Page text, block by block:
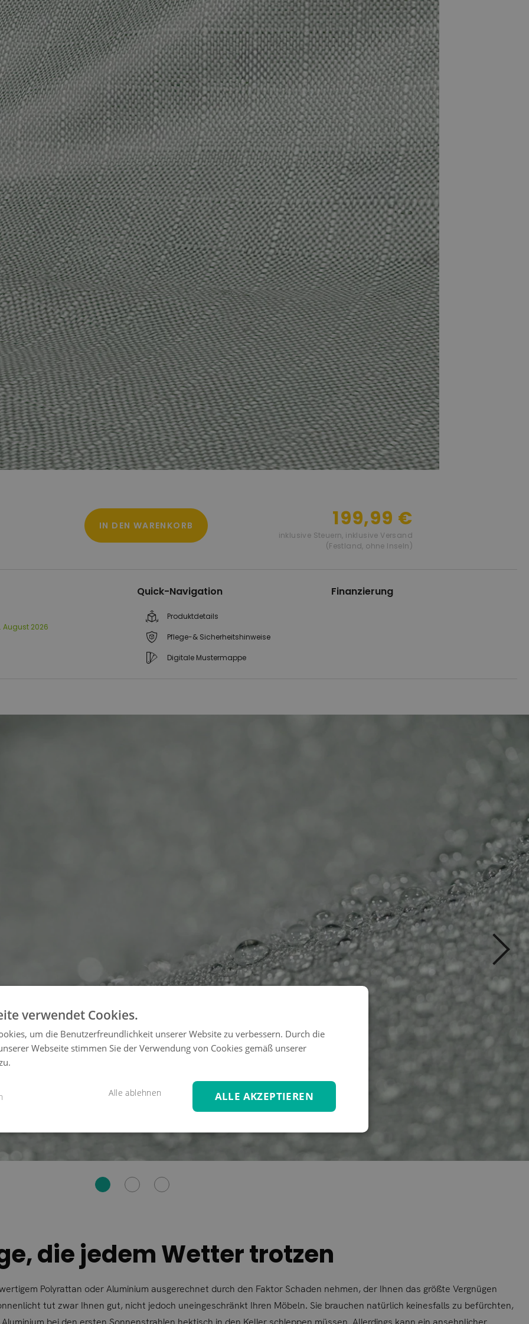
IN DEN WARENKORB 199,99 €
inklusive Steuern, inklusive Versand
(Festland, ohne Inseln)
August 2026
Quick-Navigation
Produktdetails
Pflege-& Sicherheitshinweise
Digitale Mustermappe
Finanzierung
die jedem Wetter trotzen
Polyrattan oder Aluminium ausgerechnet durch den Faktor Schaden nehmen, der Ihnen das größte Vergnügen
tut zwar Ihnen gut, nicht jedoch uneingeschränkt Ihren Möbeln. Sie brauchen natürlich keinesfalls zu befürchten,
verwendet Cookies.
um die Benutzerfreundlichkeit unserer Website zu verbessern. Durch die
Webseite stimmen Sie der Verwendung von Cookies gemäß unserer
ALLE AKZEPTIEREN
Alle ablehnen